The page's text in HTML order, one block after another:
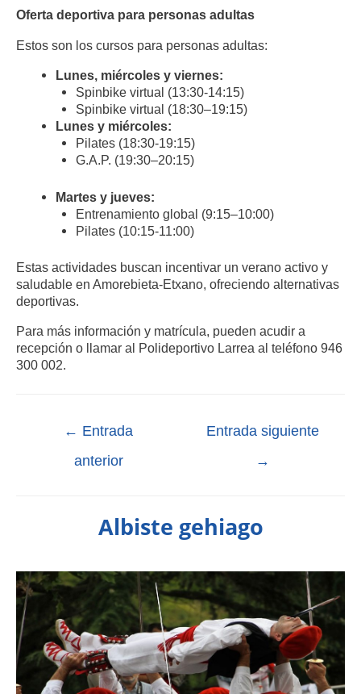
Oferta deportiva para personas adultas
Estos son los cursos para personas adultas:
Lunes, miércoles y viernes:
Spinbike virtual (13:30-14:15)
Spinbike virtual (18:30–19:15)
Lunes y miércoles:
Pilates (18:30-19:15)
G.A.P. (19:30–20:15)
Martes y jueves:
Entrenamiento global (9:15–10:00)
Pilates (10:15-11:00)
Estas actividades buscan incentivar un verano activo y
saludable en Amorebieta-Etxano, ofreciendo alternativas
deportivas.
Para más información y matrícula, pueden acudir a
recepción o llamar al Polideportivo Larrea al teléfono 946
300 002.
← Entrada
anterior
Entrada siguiente
→
Albiste gehiago